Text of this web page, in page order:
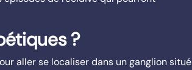
?
aller se localiser dans un ganglion situé